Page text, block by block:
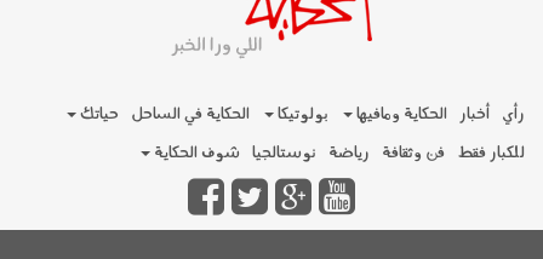
رأي أخبار الحكاية ومافيها بولوتيكا الحكاية في الساحل
حياتك
للكبار فقط فن وثقافة رياضة نوستالجيا شوف الحكاية